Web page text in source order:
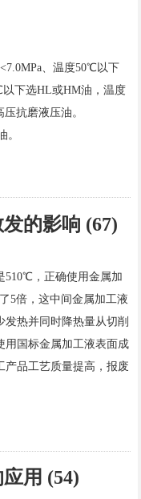
、温度50℃以下
下选HL或HM油，温度
抗磨液压油。
的影响 (67)
510℃，正确使用金属加
5倍，这中间金属加工液
热并同时降热量从切削
用国标金属加工液表面成
产品工艺质量提高，报废
用 (54)